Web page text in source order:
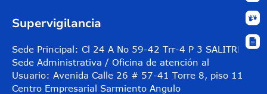
Supervigilancia
Sede Principal: Cl 24 A No 59-42 Trr-4 P 3 SALITRE
Sede Administrativa / Oficina de atención al
Usuario: Avenida Calle 26 # 57-41 Torre 8, piso 11
Centro Empresarial Sarmiento Angulo